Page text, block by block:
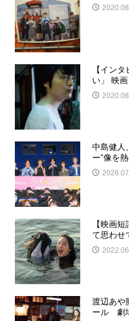
【イン
い」 映
中島健人
ー”像を
【映画
て思わせ
渡辺あや
ール 劇